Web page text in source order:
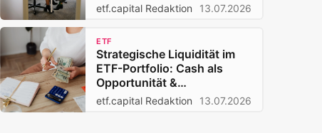
etf.capital Redaktion 13.07.2026
ETF
Strategische Liquidität im
ETF-Portfolio: Cash als
Opportunität &
Schutzpuffer
etf.capital Redaktion 13.07.2026